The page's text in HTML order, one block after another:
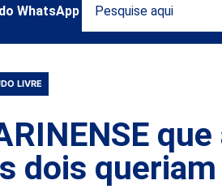
WhatsApp
LIVRE
dois